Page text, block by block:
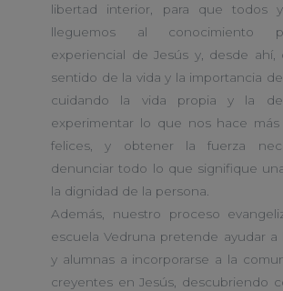
libertad interior, para que todos
lleguemos al conocimiento
experiencial de Jesús y, desde ahí,
sentido de la vida y la importancia
cuidando la vida propia y la
experimentar lo que nos hace
felices, y obtener la fuerza
denunciar todo lo que signifique
la dignidad de la persona.
Además, nuestro proceso
escuela Vedruna pretende ayudar a
y alumnas a incorporarse a la
creyentes en Jesús, descubriendo